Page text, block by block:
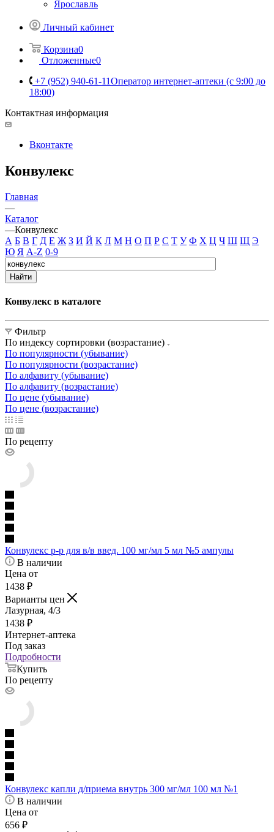
Ярославль
Личный кабинет
Корзина0
Отложенные0
+7 (952) 940-61-11Оператор интернет-аптеки (с 9:00 до
18:00)
Контактная информация
Вконтакте
Конвулекс
Главная
—
Каталог
—Конвулекс
А Б В Г Д Е Ж З И Й К Л М Н О П Р С Т У Ф Х Ц Ч Ш Щ Э
Ю Я A-Z 0-9
Найти
Конвулекс в каталоге
Фильтр
По индексу сортировки (возрастание)
По популярности (убывание)
По популярности (возрастание)
По алфавиту (убывание)
По алфавиту (возрастание)
По цене (убывание)
По цене (возрастание)
По рецепту
Конвулекс р-р для в/в введ. 100 мг/мл 5 мл №5 ампулы
В наличии
Цена от
1438 ₽
Варианты цен
Лазурная, 4/3
1438 ₽
Интернет-аптека
Под заказ
Подробности
Купить
По рецепту
Конвулекс капли д/приема внутрь 300 мг/мл 100 мл №1
В наличии
Цена от
656 ₽